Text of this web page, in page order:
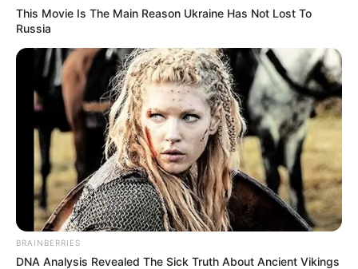
This Movie Is The Main Reason Ukraine Has Not Lost To
Russia
BRAINBERRIES
DNA Analysis Revealed The Sick Truth About Ancient Vikings